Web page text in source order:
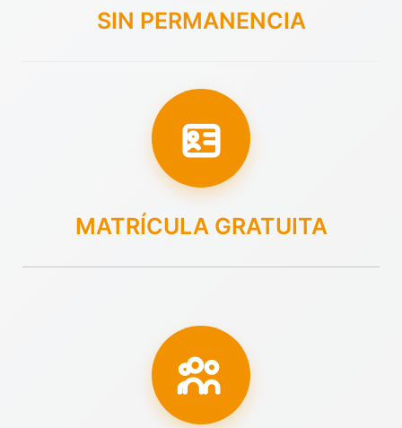
SIN PERMANENCIA
MATRÍCULA GRATUITA